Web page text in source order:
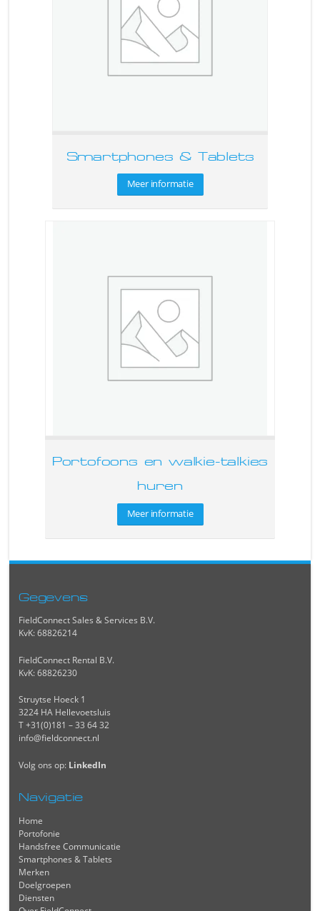
Smartphones & Tablets
Meer informatie
Portofoons en walkie-talkies
huren
Meer informatie
Gegevens
FieldConnect Sales & Services B.V.
KvK: 68826214
FieldConnect Rental B.V.
KvK: 68826230
Struytse Hoeck 1
3224 HA Hellevoetsluis
T +31(0)181 – 33 64 32
info@fieldconnect.nl
Volg ons op: LinkedIn
Navigatie
Home
Portofonie
Handsfree Communicatie
Smartphones & Tablets
Merken
Doelgroepen
Diensten